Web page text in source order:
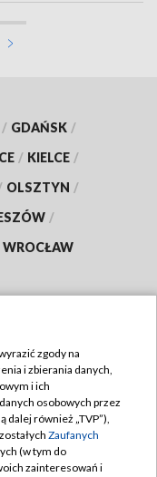
/ GDAŃSK /
/ KIELCE /
OLSZTYN /
/
WROCŁAW
zgody na
i zbierania danych,
i ich
osobowych przez
dalej również „TVP”),
Zaufanych
(w tym do
zainteresowań i